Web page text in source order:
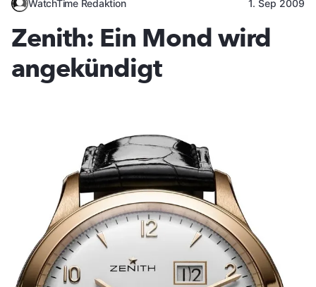
WatchTime Redaktion 1. Sep 2009
Zenith: Ein Mond wird
angekündigt